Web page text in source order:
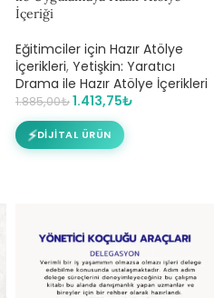
İçeriği
Eğitimciler için Hazır Atölye
İçerikleri, Yetişkin: Yaratıcı
Drama ile Hazır Atölye İçerikleri
1.885,00₺1.413,75₺
⚡DIJITAL ÜRÜN